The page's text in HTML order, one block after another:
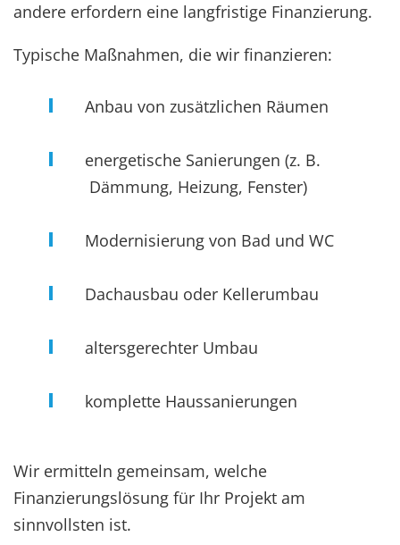
andere erfordern eine langfristige Finanzierung.
Typische Maßnahmen, die wir finanzieren:
Anbau von zusätzlichen Räumen
energetische Sanierungen (z. B.
Dämmung, Heizung, Fenster)
Modernisierung von Bad und WC
Dachausbau oder Kellerumbau
altersgerechter Umbau
komplette Haussanierungen
Wir ermitteln gemeinsam, welche
Finanzierungslösung für Ihr Projekt am
sinnvollsten ist.